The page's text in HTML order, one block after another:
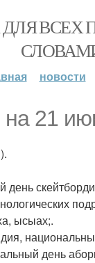
ВСЕХ
новости
21
ысыах;.
день